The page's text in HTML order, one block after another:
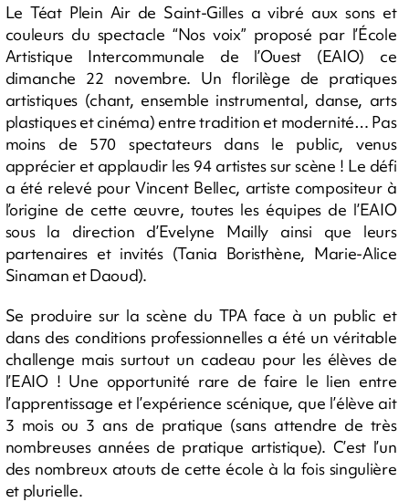
Le Téat Plein Air de Saint-Gilles a vibré aux sons et
couleurs du spectacle “Nos voix” proposé par l’École
Artistique Intercommunale de l’Ouest (EAIO) ce
dimanche 22 novembre. Un florilège de pratiques
artistiques (chant, ensemble instrumental, danse, arts
plastiques et cinéma) entre tradition et modernité… Pas
moins de 570 spectateurs dans le public, venus
apprécier et applaudir les 94 artistes sur scène ! Le défi
a été relevé pour Vincent Bellec, artiste compositeur à
l’origine de cette œuvre, toutes les équipes de l’EAIO
sous la direction d’Evelyne Mailly ainsi que leurs
partenaires et invités (Tania Boristhène, Marie-Alice
Sinaman et Daoud).
Se produire sur la scène du TPA face à un public et
dans des conditions professionnelles a été un véritable
challenge mais surtout un cadeau pour les élèves de
l’EAIO ! Une opportunité rare de faire le lien entre
l’apprentissage et l’expérience scénique, que l’élève ait
3 mois ou 3 ans de pratique (sans attendre de très
nombreuses années de pratique artistique). C’est l’un
des nombreux atouts de cette école à la fois singulière
et plurielle.